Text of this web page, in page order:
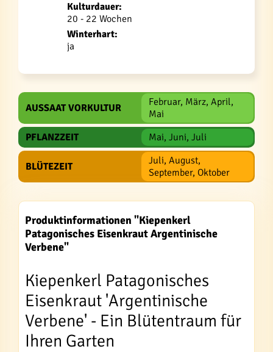
Kulturdauer:
20 - 22 Wochen
Winterhart:
ja
AUSSAAT VORKULTUR
Februar, März, April,
Mai
PFLANZZEIT
Mai, Juni, Juli
BLÜTEZEIT
Juli, August,
September, Oktober
Produktinformationen "Kiepenkerl
Patagonisches Eisenkraut Argentinische
Verbene"
Kiepenkerl Patagonisches
Eisenkraut 'Argentinische
Verbene' - Ein Blütentraum für
Ihren Garten